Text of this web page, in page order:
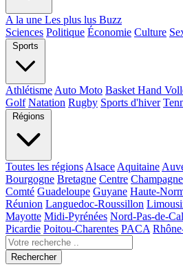
A la une Les plus lus Buzz
Sciences Politique Économie Culture
Sports
Athlétisme Auto Moto Basket Hand
Golf Natation Rugby Sports d'hiver
Régions
Toutes les régions Alsace Aquitaine
Bourgogne Bretagne Centre
Comté Guadeloupe Guyane Haute-
Réunion Languedoc-Roussillon
Mayotte Midi-Pyrénées Nord-Pas-de-
Picardie Poitou-Charentes PACA
Rechercher